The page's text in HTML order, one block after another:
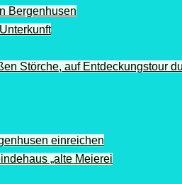
Bergenhusen
Störche, auf Entdeckungstour
einreichen
„alte Meierei